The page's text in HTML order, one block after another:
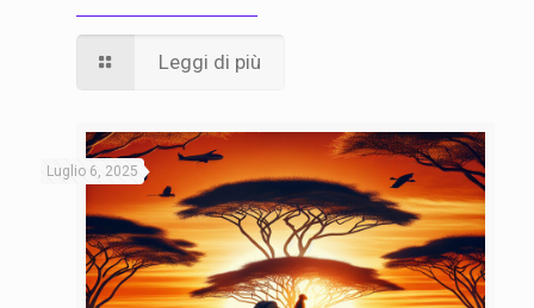
Leggi di più
Luglio 6, 2025